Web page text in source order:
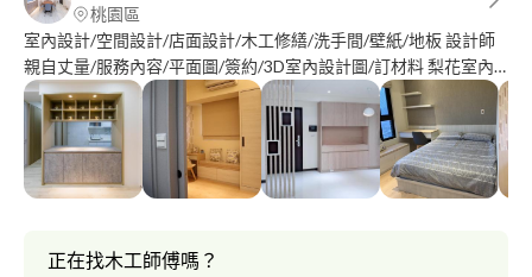
桃園區
室內設計/空間設計/店面設計/木工修繕/洗手間/壁紙/地板 設計師
親自丈量/服務內容/平面圖/簽約/3D室內設計圖/訂材料 梨花室內
設計在乎客人的喜好,設計師到木工都是團隊經營,我們沒有外包也
重視誠信,全程公開透明化. 我們需要到府丈量依據坪數跟客戶確認
材料然後2天內報價完成.
正在找木工師傅嗎？